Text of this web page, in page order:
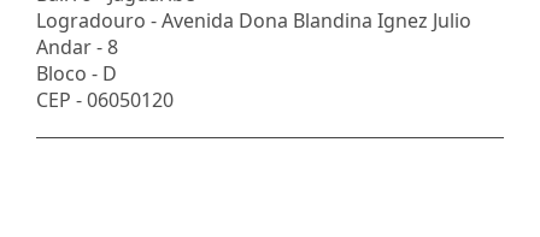
Logradouro -Avenida Dona Blandina Ignez Julio
Andar -8
Bloco - D
CEP -06050120